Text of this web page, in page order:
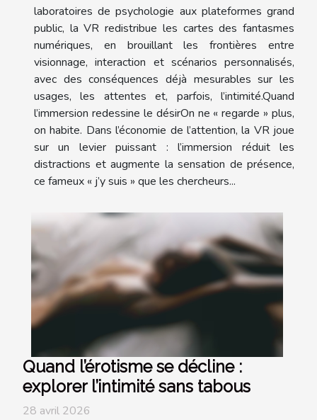
laboratoires de psychologie aux plateformes grand
public, la VR redistribue les cartes des fantasmes
numériques, en brouillant les frontières entre
visionnage, interaction et scénarios personnalisés,
avec des conséquences déjà mesurables sur les
usages, les attentes et, parfois, l’intimité.Quand
l’immersion redessine le désirOn ne « regarde » plus,
on habite. Dans l’économie de l’attention, la VR joue
sur un levier puissant : l’immersion réduit les
distractions et augmente la sensation de présence,
ce fameux « j’y suis » que les chercheurs...
Quand l’érotisme se décline :
explorer l’intimité sans tabous
28 avril 2026